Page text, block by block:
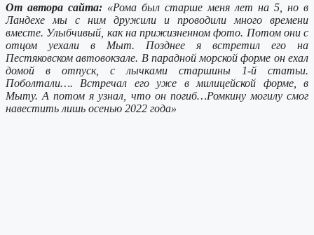
От автора сайта: «Рома был старше меня лет на 5, но в
Ландехе мы с ним дружили и проводили много времени
вместе. Улыбчивый, как на прижизненном фото. Потом они с
отцом уехали в Мыт. Позднее я встретил его на
Пестяковском автовокзале. В парадной морской форме он ехал
домой в отпуск, с лычками старшины 1-й статьи.
Поболтали…. Встречал его уже в милицейской форме, в
Мыту. А потом я узнал, что он погиб…Ромкину могилу смог
навестить лишь осенью 2022 года»